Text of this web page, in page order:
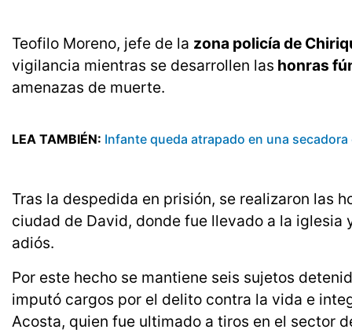
Teofilo Moreno, jefe de la zona policía de
vigilancia mientras se desarrollen las honras
amenazas de muerte.
LEA TAMBIÉN: Infante queda atrapado en una
Tras la despedida en prisión, se realizaron las
ciudad de David, donde fue llevado a la
adiós.
Por este hecho se mantiene seis sujetos
imputó cargos por el delito contra la vida e
Acosta, quien fue ultimado a tiros en el sector